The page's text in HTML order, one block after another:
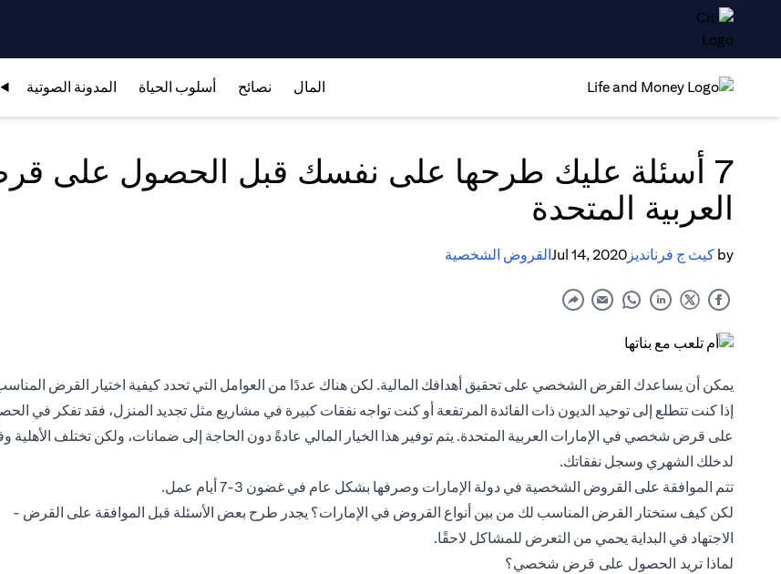
المال نصائح أسلوب الحياة المدونة الصوتية
7 أسئلة عليك طرحها على نفسك قبل الحصول على
العربية المتحدة
by كيث ج فرنانديز Jul 14, 2020القروض الشخصية
يمكن أن يساعدك القرض الشخصي على تحقيق أهدافك المالية. لكن هناك عددًا من العوامل التي تحدد كيفية اختيار القرض
إذا كنت تتطلع إلى توحيد الديون ذات الفائدة المرتفعة أو كنت تواجه نفقات كبيرة في مشاريع مثل تجديد المنزل، فقد تفكر في
على قرض شخصي في الإمارات العربية المتحدة. يتم توفير هذا الخيار المالي عادةً دون الحاجة إلى ضمانات، ولكن تختلف الأهلية
لدخلك الشهري وسجل نفقاتك.
تتم الموافقة على القروض الشخصية في دولة الإمارات وصرفها بشكل عام في غضون 3-7 أيام عمل.
لكن كيف ستختار القرض المناسب لك من بين أنواع القروض في الإمارات؟ يجدر طرح بعض الأسئلة قبل الموافقة على القرض -
الاجتهاد في البداية يحمي من التعرض للمشاكل لاحقًا.
لماذا تريد الحصول على قرض شخصي؟